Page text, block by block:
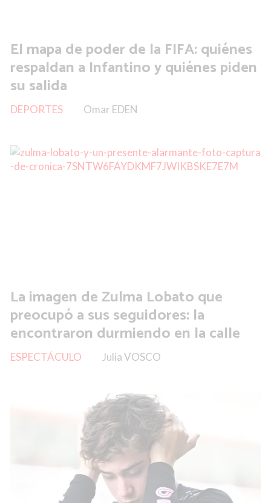
El mapa de poder de la FIFA: quiénes
respaldan a Infantino y quiénes piden
su salida
Omar EDEN
DEPORTES
La imagen de Zulma Lobato que
preocupó a sus seguidores: la
encontraron durmiendo en la calle
Julia VOSCO
ESPECTÁCULO